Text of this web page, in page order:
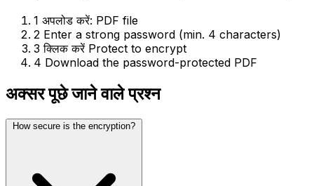
1 अपलोड करें: PDF file
2 Enter a strong password (min. 4 characters)
3 क्लिक करें Protect to encrypt
4 Download the password-protected PDF
अक्सर पूछे जाने वाले प्रश्न
How secure is the encryption?